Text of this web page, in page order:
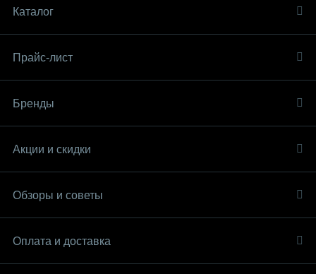
Каталог
Прайс-лист
Бренды
Акции и скидки
Обзоры и советы
Оплата и доставка